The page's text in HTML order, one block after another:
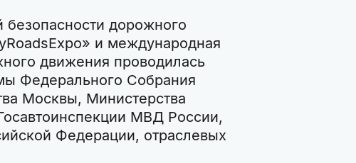
безопасности дорожного
и международная
движения проводилась
Федерального Собрания
Москвы, Министерства
МВД России,
Федерации, отраслевых